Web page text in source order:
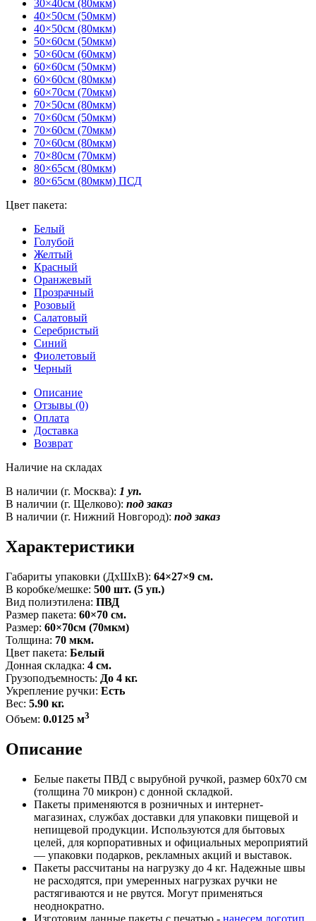
30×40см (80мкм)
40×50см (50мкм)
40×50см (80мкм)
50×60см (50мкм)
50×60см (60мкм)
60×60см (50мкм)
60×60см (80мкм)
60×70см (70мкм)
70×50см (80мкм)
70×60см (50мкм)
70×60см (70мкм)
70×60см (80мкм)
70×80см (70мкм)
80×65см (80мкм)
80×65см (80мкм) ПСД
Цвет пакета:
Белый
Голубой
Желтый
Красный
Оранжевый
Прозрачный
Розовый
Салатовый
Серебристый
Синий
Фиолетовый
Черный
Описание
Отзывы (0)
Оплата
Доставка
Возврат
Наличие на складах
В наличии (г. Москва): 1 уп.
В наличии (г. Щелково): под заказ
В наличии (г. Нижний Новгород): под заказ
Характеристики
Габариты упаковки (ДxШxВ): 64×27×9 см.
В коробке/мешке: 500 шт. (5 уп.)
Вид полиэтилена: ПВД
Размер пакета: 60×70 см.
Размер: 60×70см (70мкм)
Толщина: 70 мкм.
Цвет пакета: Белый
Донная складка: 4 см.
Грузоподъемность: До 4 кг.
Укрепление ручки: Есть
Вес: 5.90 кг.
Объем: 0.0125 м3
Описание
Белые пакеты ПВД с вырубной ручкой, размер 60x70 см
(толщина 70 микрон) с донной складкой.
Пакеты применяются в розничных и интернет-
магазинах, службах доставки для упаковки пищевой и
непищевой продукции. Используются для бытовых
целей, для корпоративных и официальных мероприятий
— упаковки подарков, рекламных акций и выставок.
Пакеты рассчитаны на нагрузку до 4 кг. Надежные швы
не расходятся, при умеренных нагрузках ручки не
растягиваются и не рвутся. Могут применяться
неоднократно.
Изготовим данные пакеты с печатью - нанесем логотип